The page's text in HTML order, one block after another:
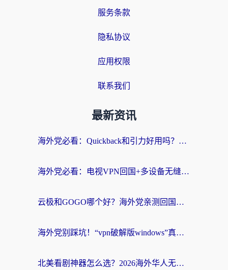
服务条款
隐私协议
应用权限
联系我们
最新资讯
海外党必看：Quickback和引力好用吗？3分钟搞懂回国加速器怎么选
海外党必看：电视VPN回国+多设备无缝访问国内资源的实用指南
云极和GOGO哪个好？海外党亲测回国加速器选择指南（附iOS免费&Windows VPN实用技巧）
海外党别踩坑！“vpn破解版windows”真的能用？教你选对回国加速器无缝刷国内资源
北美看剧神器怎么选？2026海外华人无缝访问国内资源全攻略